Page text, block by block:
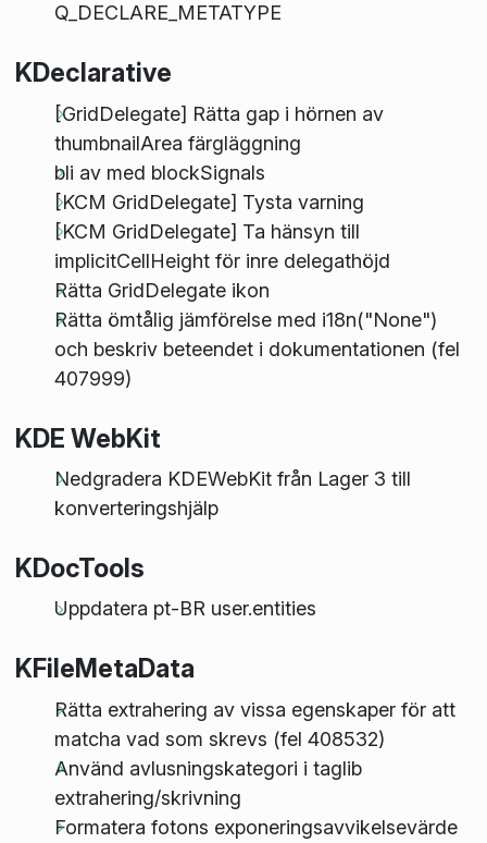
Q_DECLARE_METATYPE
KDeclarative
[GridDelegate] Rätta gap i hörnen av
thumbnailArea färgläggning
bli av med blockSignals
[KCM GridDelegate] Tysta varning
[KCM GridDelegate] Ta hänsyn till
implicitCellHeight för inre delegathöjd
Rätta GridDelegate ikon
Rätta ömtålig jämförelse med i18n("None")
och beskriv beteendet i dokumentationen (fel
407999)
KDE WebKit
Nedgradera KDEWebKit från Lager 3 till
konverteringshjälp
KDocTools
Uppdatera pt-BR user.entities
KFileMetaData
Rätta extrahering av vissa egenskaper för att
matcha vad som skrevs (fel 408532)
Använd avlusningskategori i taglib
extrahering/skrivning
Formatera fotons exponeringsavvikelsevärde